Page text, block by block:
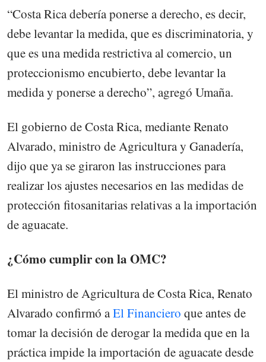
“Costa Rica debería ponerse a derecho, es decir,
debe levantar la medida, que es discriminatoria, y
que es una medida restrictiva al comercio, un
proteccionismo encubierto, debe levantar la
medida y ponerse a derecho”, agregó Umaña.
El gobierno de Costa Rica, mediante Renato
Alvarado, ministro de Agricultura y Ganadería,
dijo que ya se giraron las instrucciones para
realizar los ajustes necesarios en las medidas de
protección fitosanitarias relativas a la importación
de aguacate.
¿Cómo cumplir con la OMC?
El ministro de Agricultura de Costa Rica, Renato
Alvarado confirmó aEl Financiero que antes de
tomar la decisión de derogar la medida que en la
práctica impide la importación de aguacate desde